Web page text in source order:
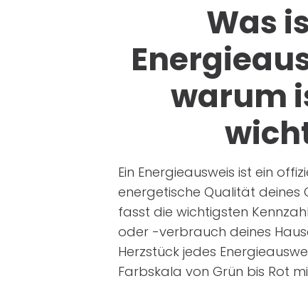
Was
warum
Ein Energieausweis ist ein
energetische Qualität deines
fasst die wichtigsten
oder -verbrauch deines
Herzstück jedes
Farbskala von Grün bis Rot